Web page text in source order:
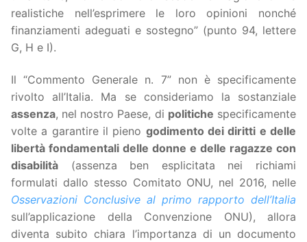
realistiche nell’esprimere le loro opinioni nonché
finanziamenti adeguati e sostegno” (punto 94, lettere
G, H e I).
Il “Commento Generale n. 7” non è specificamente
rivolto all’Italia. Ma se consideriamo la sostanziale
assenza, nel nostro Paese, di politiche specificamente
volte a garantire il pieno godimento dei diritti e delle
libertà fondamentali delle donne e delle ragazze con
disabilità (assenza ben esplicitata nei richiami
formulati dallo stesso Comitato ONU, nel 2016, nelle
Osservazioni Conclusive al primo rapporto dell’Italia
sull’applicazione della Convenzione ONU), allora
diventa subito chiara l’importanza di un documento